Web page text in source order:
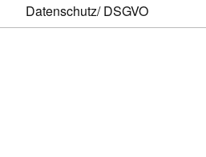
Datenschutz/ DSGVO